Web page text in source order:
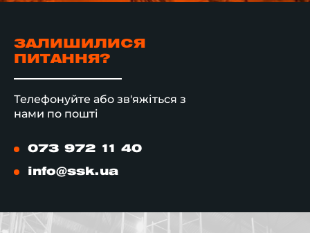
ЗАЛИШИЛИСЯ
ПИТАННЯ?
Телефонуйте або зв'яжіться з
нами по пошті
073 972 11 40
info@ssk.ua